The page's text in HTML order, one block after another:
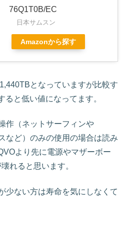
76Q1T0B/EC
日本サムスン
Amazonから探す
となっていますが比較す
ると低い値になってます。
作（ネットサーフィンや
など）のみの使用の場合は読み
より先に電源やマザーボー
れると思います。
少ない方は寿命を気にしなくて